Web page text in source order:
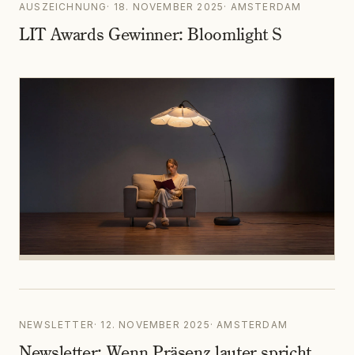
AUSZEICHNUNG · 18. NOVEMBER 2025 · AMSTERDAM
LIT Awards Gewinner: Bloomlight S
NEWSLETTER · 12. NOVEMBER 2025 ·AMSTERDAM